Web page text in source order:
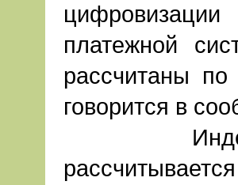
платежной
рассчитаны
говорится в
Индекс